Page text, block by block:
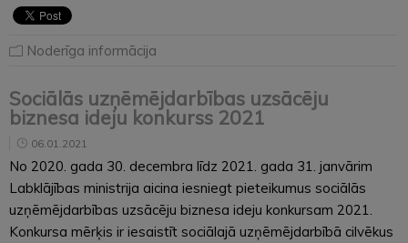
Noderīga informācija
Sociālās uzņēmējdarbības uzsācēju
biznesa ideju konkurss 2021
06.01.2021
No 2020. gada 30. decembra līdz 2021. gada 31. janvārim
Labklājības ministrija aicina iesniegt pieteikumus sociālās
uzņēmējdarbības uzsācēju biznesa ideju konkursam 2021.
Konkursa mērķis ir iesaistīt sociālajā uzņēmējdarbībā cilvēkus